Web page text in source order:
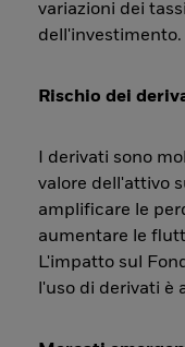
variazioni dei
dell'investimento.
Rischio dei
I derivati sono
valore dell'attivo
amplificare le
aumentare le
L'impatto sul
l'uso di derivati è